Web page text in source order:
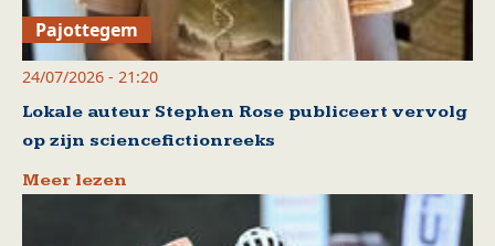
Pajottegem
24/07/2026 - 21:20
Lokale auteur Stephen Rose publiceert vervolg
op zijn sciencefictionreeks
Meer lezen